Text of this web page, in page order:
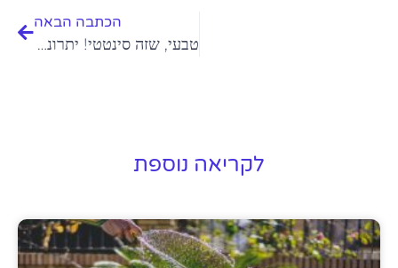
הכתבה הבאה
טבעי, שזה סינטטי! יתרונות וחסרונות הדשא הסינטטי
לקריאה נוספת